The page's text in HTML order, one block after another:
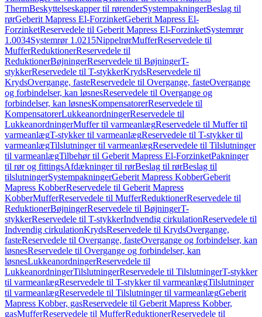
ThermBeskyttelseskapper til rørenderSystempakningerBeslag til
rørGeberit Mapress El-ForzinketGeberit Mapress El-
ForzinketReservedele til Geberit Mapress El-ForzinketSystemrør
1.0034Systemrør 1.0215NippelrørMufferReservedele til
MufferReduktionerReservedele til
ReduktionerBøjningerReservedele til BøjningerT-
stykkerReservedele til T-stykkerKrydsReservedele til
KrydsOvergange, fasteReservedele til Overgange, fasteOvergange
og forbindelser, kan løsnesReservedele til Overgange og
forbindelser, kan løsnesKompensatorerReservedele til
KompensatorerLukkeanordningerReservedele til
LukkeanordningerMuffer til varmeanlægReservedele til Muffer til
varmeanlægT-stykker til varmeanlægReservedele til T-stykker til
varmeanlægTilslutninger til varmeanlægReservedele til Tilslutninger
til varmeanlægTilbehør til Geberit Mapress El-ForzinketPakninger
til rør og fittingsAfdækninger til rørBeslag til rørBeslag til
tilslutningerSystempakningerGeberit Mapress KobberGeberit
Mapress KobberReservedele til Geberit Mapress
KobberMufferReservedele til MufferReduktionerReservedele til
ReduktionerBøjningerReservedele til BøjningerT-
stykkerReservedele til T-stykkerIndvendig cirkulationReservedele til
Indvendig cirkulationKrydsReservedele til KrydsOvergange,
fasteReservedele til Overgange, fasteOvergange og forbindelser, kan
løsnesReservedele til Overgange og forbindelser, kan
løsnesLukkeanordningerReservedele til
LukkeanordningerTilslutningerReservedele til TilslutningerT-stykker
til varmeanlægReservedele til T-stykker til varmeanlægTilslutninger
til varmeanlægReservedele til Tilslutninger til varmeanlægGeberit
Mapress Kobber, gasReservedele til Geberit Mapress Kobber,
gasMufferReservedele til MufferReduktionerReservedele til